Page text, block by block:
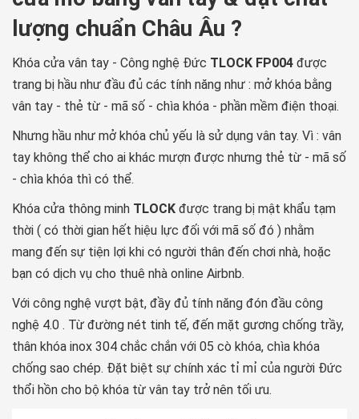
lượng chuẩn Châu Âu ?
Khóa cửa vân tay - Công nghệ Đức TLOCK FP004 được
trang bị hầu như đầu đủ các tính năng như : mở khóa bằng
vân tay - thẻ từ - mã số - chìa khóa - phần mềm điện thoại.
Nhưng hầu như mở khóa chủ yếu là sử dụng vân tay. Vì : vân
tay không thể cho ai khác mượn được nhưng thẻ từ - mã số
- chìa khóa thì có thể.
Khóa cửa thông minh TLOCK được trang bị mật khẩu tạm
thời ( có thời gian hết hiệu lực đối với mã số đó ) nhằm
mang đến sự tiện lợi khi có người thân đến chơi nhà, hoặc
bạn có dịch vụ cho thuê nhà online Airbnb.
Với công nghệ vượt bật, đầy đủ tính năng đón đầu công
nghệ 4.0 . Từ đường nét tinh tế, đến mặt gương chống trầy,
thân khóa inox 304 chắc chắn với 05 cò khóa, chìa khóa
chống sao chép. Đặt biệt sự chính xác tỉ mỉ của người Đức
thổi hồn cho bộ khóa từ vân tay trở nên tối ưu.